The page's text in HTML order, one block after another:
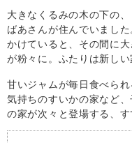
大きなくるみの木の下の
ばあさんが住んでいまし
かけていると、その間に
が粉々に。ふたりは新し
甘いジャムが毎日食べら
気持ちのすいかの家など
の家が次々と登場する、す